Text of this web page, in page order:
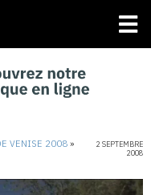
VENISE 2008 »
2 SEPTEMBRE
2008